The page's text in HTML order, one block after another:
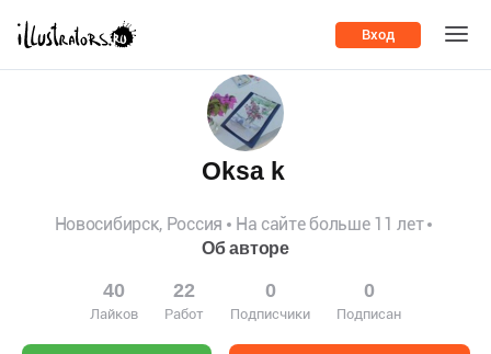
Вход
Oksa k
Новосибирск, Россия
На сайте больше 11 лет
Об авторе
40
Лайков
22
Работ
0
Подписчики
0
Подписан